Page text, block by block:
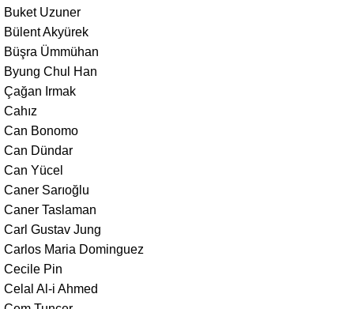
Buket Uzuner
Bülent Akyürek
Büşra Ümmühan
Byung Chul Han
Çağan Irmak
Cahız
Can Bonomo
Can Dündar
Can Yücel
Caner Sarıoğlu
Caner Taslaman
Carl Gustav Jung
Carlos Maria Dominguez
Cecile Pin
Celal Al-i Ahmed